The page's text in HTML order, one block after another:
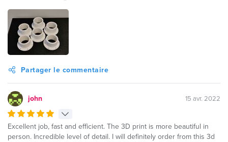
Partager le commentaire
john 15 avr. 2022
Excellent job, fast and efficient. The 3D print is more beautiful in
person. Incredible level of detail. I will definitely order from this 3d